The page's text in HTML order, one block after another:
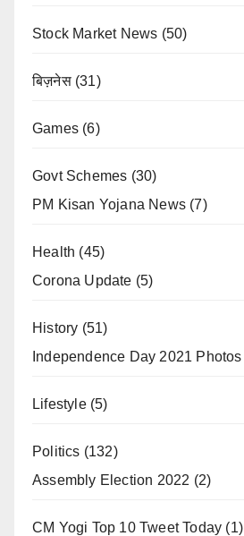
Stock Market News (50)
बिज़नेस(31)
Games (6)
Govt Schemes (30)
PM Kisan Yojana News (7)
Health (45)
Corona Update (5)
History (51)
Independence Day 2021 Photos
Lifestyle(5)
Politics (132)
Assembly Election 2022 (2)
CM Yogi Top 10 Tweet Today (1)